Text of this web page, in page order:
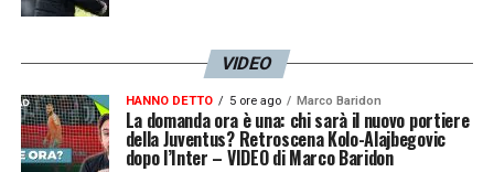
VIDEO
HANNO DETTO 5 ore ago Marco Baridon
La domanda ora è una: chi sarà il nuovo portiere
della Juventus? Retroscena Kolo-Alajbegovic
dopo l’Inter – VIDEO di Marco Baridon